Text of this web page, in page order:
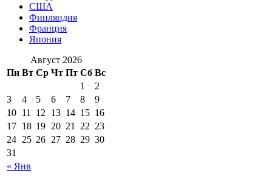
США
Финляндия
Франция
Япония
Август 2026
Пн Вт Ср Чт Пт Сб Вс
« Янв
1
2
3
4 5 6 7 8
9
10 11 12 13 14 15 16
17 18 19 20 21 22 23
24 25 26 27 28 29 30
31